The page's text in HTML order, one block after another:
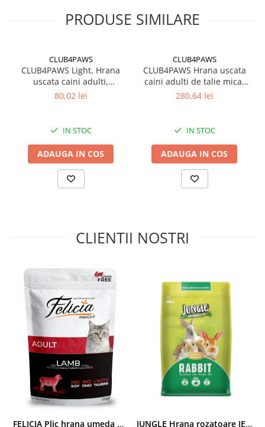
indicată în tabelul de hrănire.
Normele individuale de hrănire pot varia în funcție de vârsta,
rasa, nivelul de activitate al animalului.
PRODUSE SIMILARE
CLUB4PAWS
CLUB4PAWS Light, Hrana
uscata caini adulti,
Controlul greutatii, Talie
80,02 lei
IN STOC
ADAUGA IN COS
CLUB4PAWS
CLUB4PAWS Hrana uscata
caini adulti de talie mica,
Miel si Orez, 14kg
280,64 lei
IN STOC
ADAUGA IN COS
CLIENTII NOSTRI
FELICIA Plic hrana umeda pentru pisici adulte, cu Miel, Set 12x85g JUNGLE Hrana rozatoare IEPURI 500g